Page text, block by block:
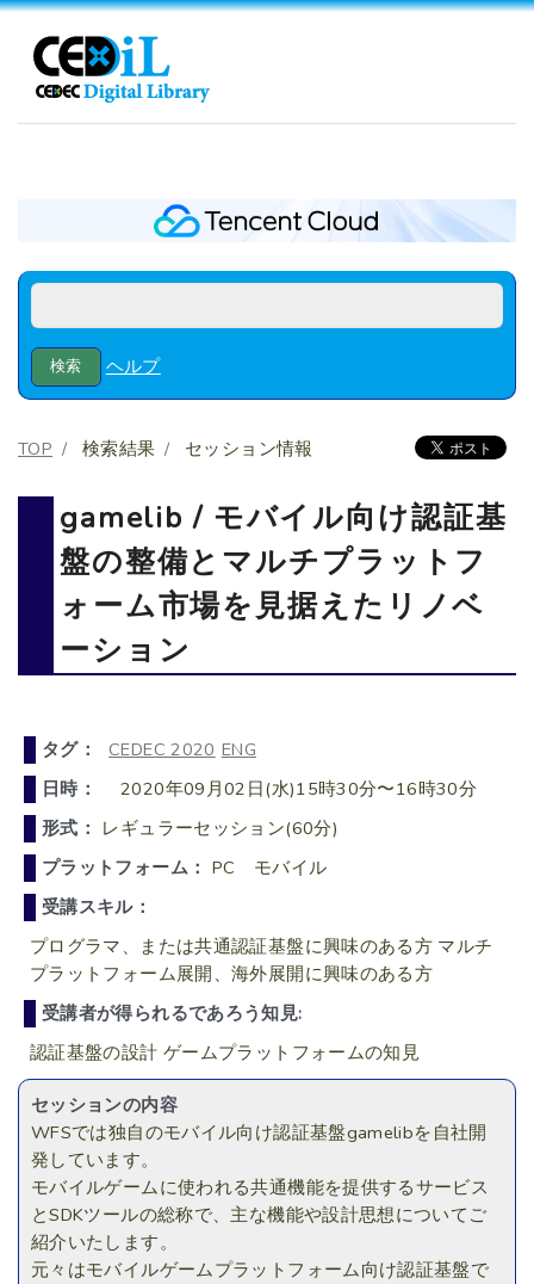
ヘルプ
TOP 検索結果 セッション情報
gamelib / モバイル向け認証基
盤の整備とマルチプラットフ
ォーム市場を見据えたリノベ
ーション
タグ： CEDEC 2020 ENG
日時：
2020年09月02日(水)15時30分〜16時30分
形式： レギュラーセッション(60分)
プラットフォーム： PC モバイル
受講スキル：
プログラマ、または共通認証基盤に興味のある方 マルチ
プラットフォーム展開、海外展開に興味のある方
受講者が得られるであろう知見:
認証基盤の設計 ゲームプラットフォームの知見
セッションの内容
WFSでは独自のモバイル向け認証基盤gamelibを自社開
発しています。
モバイルゲームに使われる共通機能を提供するサービス
とSDKツールの総称で、主な機能や設計思想についてご
紹介いたします。
元々はモバイルゲームプラットフォーム向け認証基盤で